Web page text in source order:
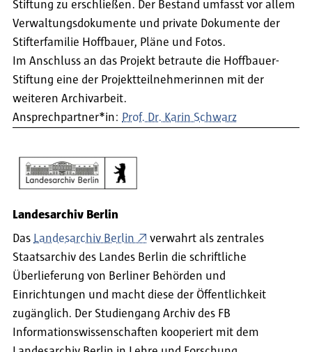
Stiftung zu erschließen. Der Bestand umfasst vor allem
Verwaltungsdokumente und private Dokumente der
Stifterfamilie Hoffbauer, Pläne und Fotos.
Im Anschluss an das Projekt betraute die Hoffbauer-
Stiftung eine der Projektteilnehmerinnen mit der
weiteren Archivarbeit.
Ansprechpartner*in: Prof. Dr. Karin Schwarz
Landesarchiv Berlin
Das Landesarchiv Berlin
verwahrt als zentrales
Staatsarchiv des Landes Berlin die schriftliche
Überlieferung von Berliner Behörden und
Einrichtungen und macht diese der Öffentlichkeit
zugänglich. Der Studiengang Archiv des FB
Informationswissenschaften kooperiert mit dem